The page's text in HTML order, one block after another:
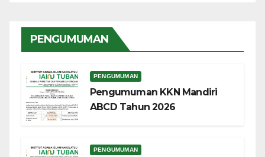
PENGUMUMAN
PENGUMUMAN
Pengumuman KKN Mandiri
ABCD Tahun 2026
PENGUMUMAN